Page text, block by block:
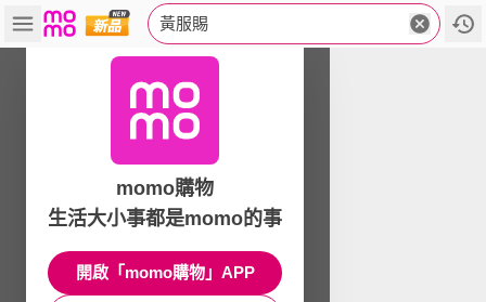
黃服賜
momo購物
生活大小事都是momo的事
開啟「momo購物」APP